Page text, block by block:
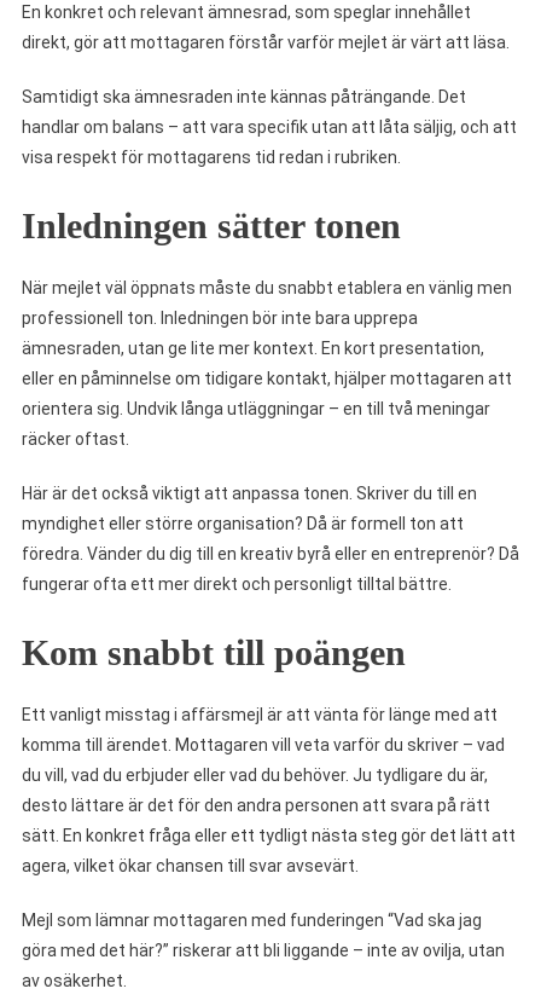
En konkret och relevant ämnesrad, som speglar innehållet
direkt, gör att mottagaren förstår varför mejlet är värt att läsa.
Samtidigt ska ämnesraden inte kännas påträngande. Det
handlar om balans – att vara specifik utan att låta säljig, och att
visa respekt för mottagarens tid redan i rubriken.
Inledningen sätter tonen
När mejlet väl öppnats måste du snabbt etablera en vänlig men
professionell ton. Inledningen bör inte bara upprepa
ämnesraden, utan ge lite mer kontext. En kort presentation,
eller en påminnelse om tidigare kontakt, hjälper mottagaren att
orientera sig. Undvik långa utläggningar – en till två meningar
räcker oftast.
Här är det också viktigt att anpassa tonen. Skriver du till en
myndighet eller större organisation? Då är formell ton att
föredra. Vänder du dig till en kreativ byrå eller en entreprenör? Då
fungerar ofta ett mer direkt och personligt tilltal bättre.
Kom snabbt till poängen
Ett vanligt misstag i affärsmejl är att vänta för länge med att
komma till ärendet. Mottagaren vill veta varför du skriver – vad
du vill, vad du erbjuder eller vad du behöver. Ju tydligare du är,
desto lättare är det för den andra personen att svara på rätt
sätt. En konkret fråga eller ett tydligt nästa steg gör det lätt att
agera, vilket ökar chansen till svar avsevärt.
Mejl som lämnar mottagaren med funderingen “Vad ska jag
göra med det här?” riskerar att bli liggande – inte av ovilja, utan
av osäkerhet.